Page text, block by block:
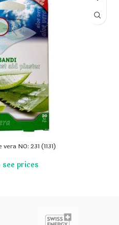
NO: 231 (1131)